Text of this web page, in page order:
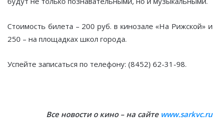
Стоимость билета – 200 руб. в кинозале «На Рижской» и
250 – на площадках школ города.
Успейте записаться по телефону: (8452) 62-31-98.
Все новости о кино – на сайте www.sarkvc.ru